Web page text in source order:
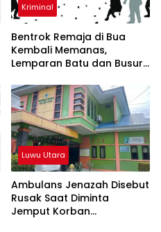
Kriminal
Bentrok Remaja di Bua
Kembali Memanas,
Lemparan Batu dan Busur
Luwu Utara
Ambulans Jenazah Disebut
Rusak Saat Diminta
Jemput Korban